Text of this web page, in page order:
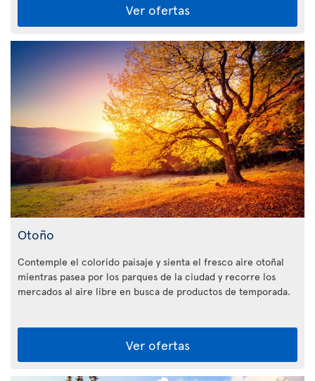
Ver ofertas
Otoño
Contemple el colorido paisaje y sienta el fresco aire otoñal
mientras pasea por los parques de la ciudad y recorre los
mercados al aire libre en busca de productos de temporada.
Ver ofertas